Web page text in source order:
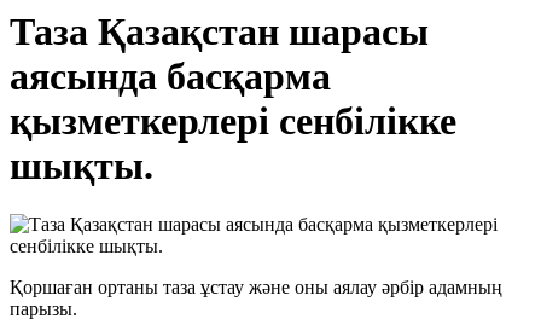
Таза Қазақстан шарасы
аясында басқарма
қызметкерлері сенбілікке
шықты.
Қоршаған ортаны таза ұстау және оны аялау әрбір адамның
парызы.